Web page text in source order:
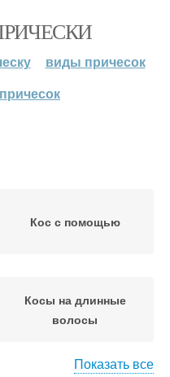
виды причесок
Кос с помощью
Косы на длинные
волосы
Показать все